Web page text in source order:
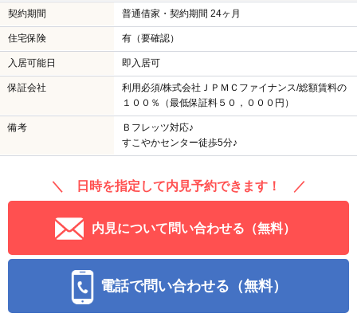
契約期間 普通借家・契約期間 24ヶ月
住宅保険 有（要確認）
入居可能日 即入居可
保証会社
利用必須/株式会社ＪＰＭＣファイナンス/総額賃料の
１００％（最低保証料５０，０００円）
備考
Ｂフレッツ対応♪
すこやかセンター徒歩5分♪
＼ 日時を指定して内見予約できます！ ／
内見について問い合わせる（無料）
電話で問い合わせる（無料）